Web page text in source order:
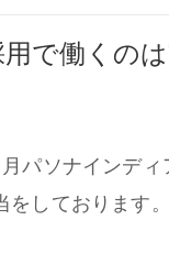
で働くの
パソナインデ
しております。